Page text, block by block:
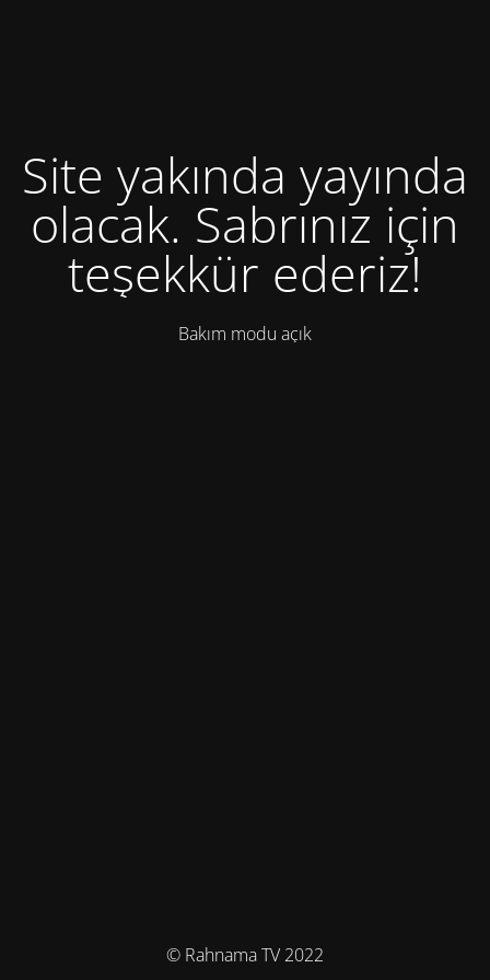
Site yakında yayında
olacak. Sabrınız için
teşekkür ederiz!
Bakım modu açık
© Rahnama TV 2022